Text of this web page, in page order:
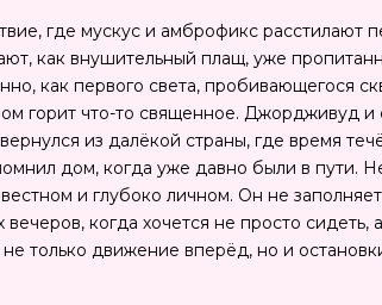
где мускус и амброфикс расстилают
как внушительный плащ, уже
как первого света, пробивающегося
горит что-то священное. Джордживуд и
из далёкой страны, где время
дом, когда уже давно были в пути.
и глубоко личном. Он не
когда хочется не просто сидеть,
только движение вперёд, но и